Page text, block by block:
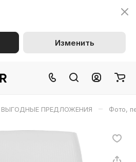
Изменить
ВЫГОДНЫЕ ПРЕДЛОЖЕНИЯ – Фото,